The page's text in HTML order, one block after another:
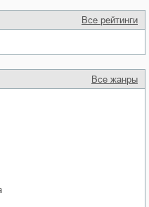
Все рейтинги
Все жанры